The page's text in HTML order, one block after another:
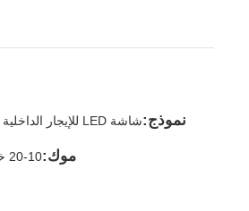
نموذج:شاشة LED للإيجار الداخلية من سلسلة GS P2.97
موك:10-20 خزانة (حسب المشروع)